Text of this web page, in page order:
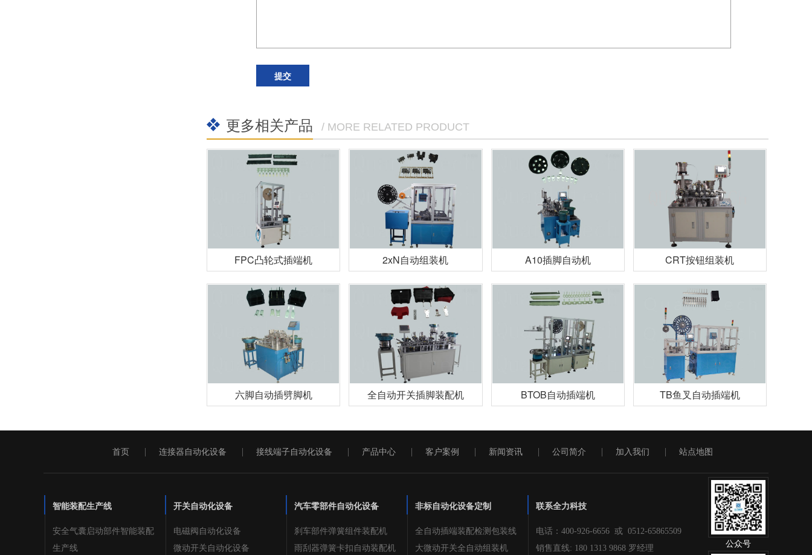
更多相关产品 / MORE RELATED PRODUCT
FPC凸轮式插端机 2xN自动组装机 A10插脚自动机 CRT按钮组装机
六脚自动插劈脚机 全自动开关插脚装配机 BTOB自动插端机 TB鱼叉自动插端机
首页 连接器自动化设备 接线端子自动化设备 产品中心 客户案例 新闻资讯 公司简介 加入我们 站点地图
智能装配生产线
安全气囊启动部件智能装配
生产线
开关自动化设备
电磁阀自动化设备
微动开关自动化设备
汽车零部件自动化设备
刹车部件弹簧组件装配机
雨刮器弹簧卡扣自动装配机
非标自动化设备定制
全自动插端装配检测包装线
大微动开关全自动组装机
联系全力科技
电话：400-926-6656 或 0512-65865509
销售直线: 180 1313 9868 罗经理
公众号